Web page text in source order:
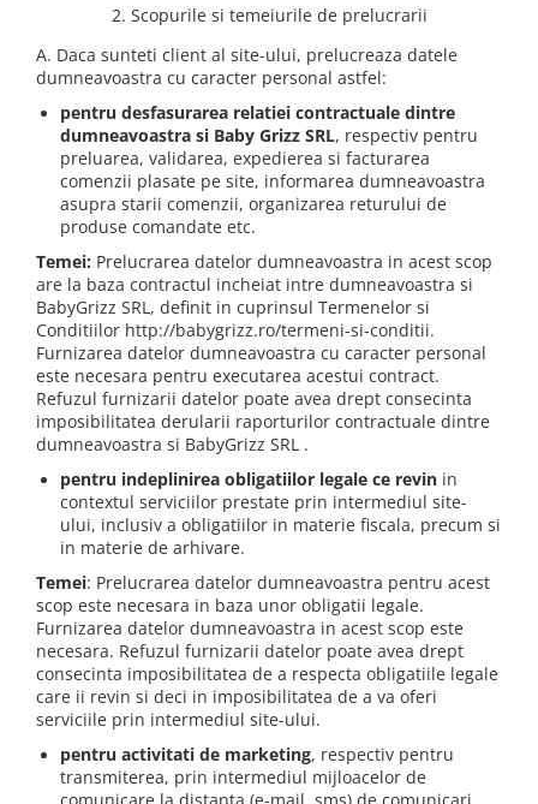
2. Scopurile si temeiurile de prelucrarii
A. Daca sunteti client al site-ului, prelucreaza datele
dumneavoastra cu caracter personal astfel:
pentru desfasurarea relatiei contractuale dintre
dumneavoastra si Baby Grizz SRL, respectiv pentru
preluarea, validarea, expedierea si facturarea
comenzii plasate pe site, informarea dumneavoastra
asupra starii comenzii, organizarea returului de
produse comandate etc.
Temei: Prelucrarea datelor dumneavoastra in acest scop
are la baza contractul incheiat intre dumneavoastra si
BabyGrizz SRL, definit in cuprinsul Termenelor si
Conditiilor http://babygrizz.ro/termeni-si-conditii.
Furnizarea datelor dumneavoastra cu caracter personal
este necesara pentru executarea acestui contract.
Refuzul furnizarii datelor poate avea drept consecinta
imposibilitatea derularii raporturilor contractuale dintre
dumneavoastra si BabyGrizz SRL .
pentru indeplinirea obligatiilor legale ce revin in
contextul serviciilor prestate prin intermediul site-
ului, inclusiv a obligatiilor in materie fiscala, precum si
in materie de arhivare.
Temei: Prelucrarea datelor dumneavoastra pentru acest
scop este necesara in baza unor obligatii legale.
Furnizarea datelor dumneavoastra in acest scop este
necesara. Refuzul furnizarii datelor poate avea drept
consecinta imposibilitatea de a respecta obligatiile legale
care ii revin si deci in imposibilitatea de a va oferi
serviciile prin intermediul site-ului.
pentru activitati de marketing, respectiv pentru
transmiterea, prin intermediul mijloacelor de